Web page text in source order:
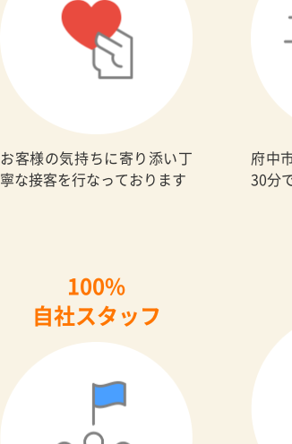
お客様の気持ちに寄り添い丁
寧な接客を行なっております
府中
30分
100%
自社スタッフ